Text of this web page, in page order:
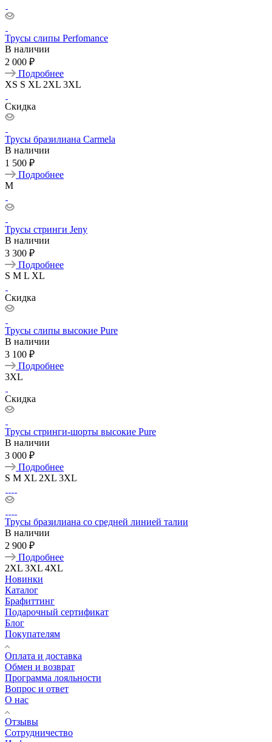
Трусы слипы Perfomance
В наличии
2 000 ₽
Подробнее
XS S XL 2XL 3XL
Скидка
Трусы бразилиана Carmela
В наличии
1 500 ₽
Подробнее
M
Трусы стринги Jeny
В наличии
3 300 ₽
Подробнее
S M L XL
Скидка
Трусы слипы высокие Pure
В наличии
3 100 ₽
Подробнее
3XL
Скидка
Трусы стринги-шорты высокие Pure
В наличии
3 000 ₽
Подробнее
S M XL 2XL 3XL
Трусы бразилиана со средней линией талии
В наличии
2 900 ₽
Подробнее
2XL 3XL 4XL
Новинки
Каталог
Брафиттинг
Подарочный сертификат
Блог
Покупателям
Оплата и доставка
Обмен и возврат
Программа лояльности
Вопрос и ответ
О нас
Отзывы
Сотрудничество